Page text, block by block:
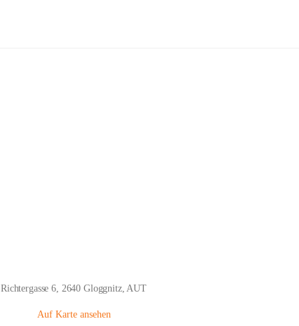
Richtergasse 6, 2640 Gloggnitz, AUT
Auf Karte ansehen